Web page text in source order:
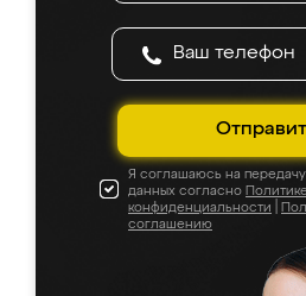
Я соглашаюсь на
данных согласно Политике
конфиденциальности
соглашению